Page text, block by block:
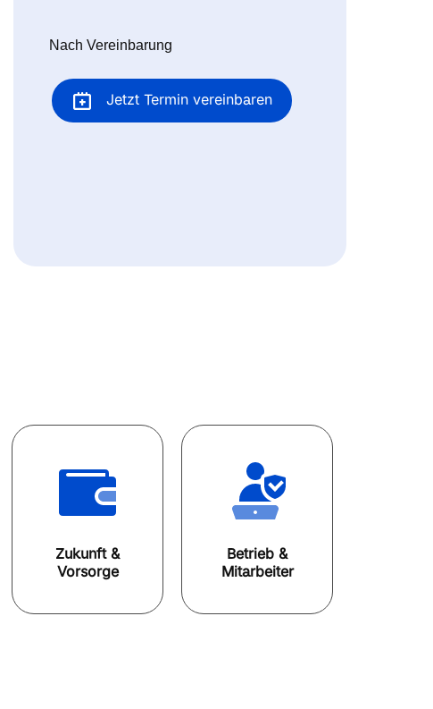
Nach Vereinbarung
Jetzt Termin vereinbaren
Zukunft &
Vorsorge
Betrieb &
Mitarbeiter